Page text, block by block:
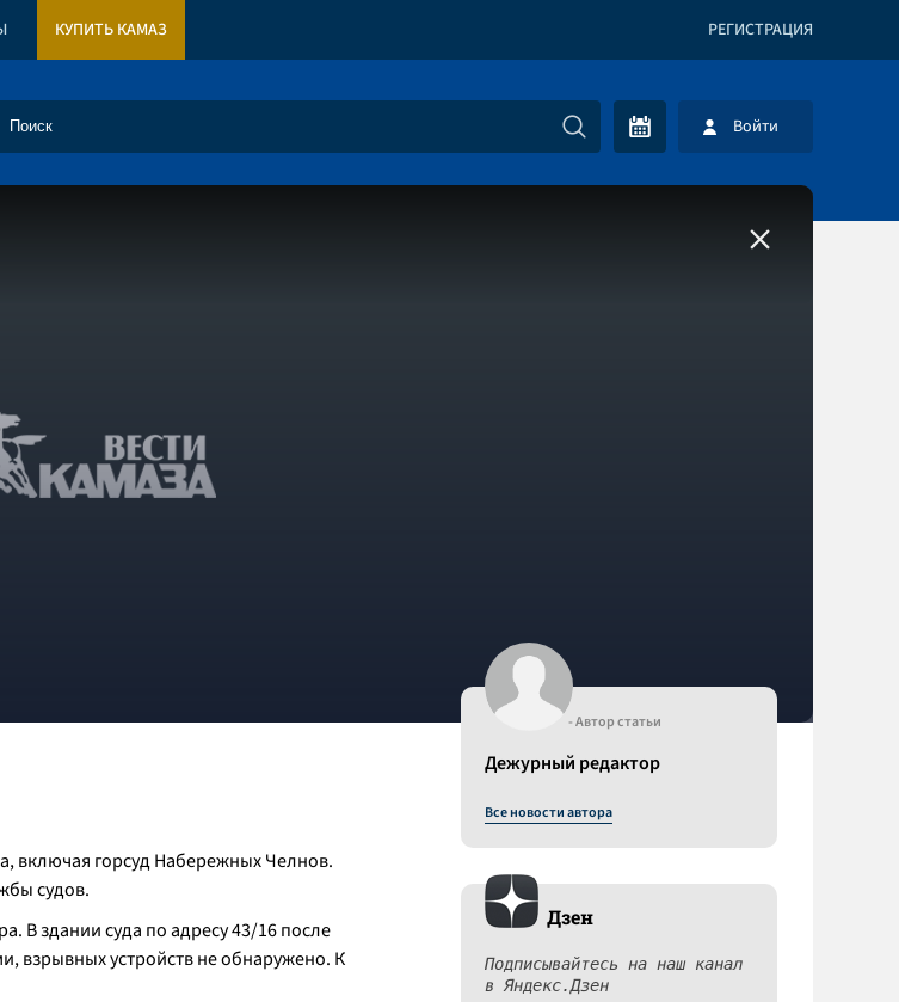
КУПИТЬ КАМАЗ РЕГИСТРАЦИЯ
Войти
включая горсуд Набережных Челнов.
судов.
В здании суда по адресу 43/16 после
взрывных устройств не обнаружено. К
- Автор статьи
Дежурный редактор
Все новости автора
Дзен
Подписывайтесь на наш канал
в Яндекс.Дзен